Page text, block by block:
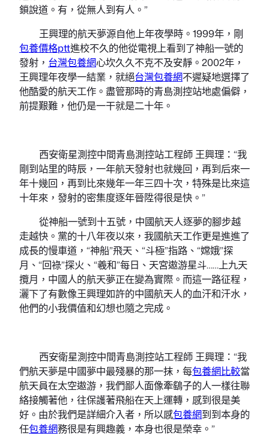
鎖說道。有，從無人到有人。”
王興理的航天夢源自他上年夜學時。1999年，剛
包養價格ptt進校不久的他從電視上看到了神船一號的
發射， 台灣包養網心坎久久不克不及安靜。2002年，
王興理年夜學一結業，就絕台灣包養網不遲疑地選擇了
他酷愛的航天工作。盡管那時的青島測控站地處偏僻，
前提艱難，他仍是一干就是二十年。
西安衛星測控中間青島測控站工程師 王興理：“我
剛到站里的時辰，一年航天發射也就幾回，再到后來一
年十幾回，再到比來幾年一年三四十次，特殊是比來這
十年來，發射的密集度逐年晉陞得很是快。”
從神船一號到十五號，中國航天人逐夢的腳步越
走越快。黨的十八年夜以來，我國航天工作更是進進了
成長的慢車道，“神船”飛天、“斗極”指路、“嫦娥”探
月、“回祿”探火、“羲和”每日、天宮遨游星斗……上九天
攬月，中國人的航天夢正在變為實際。而這一路征程，
灑下了有數像王興理如許的中國航天人的血汗和汗水，
他們的小我價值和幻想也隨之完成。
西安衛星測控中間青島測控站工程師 王興理：“我
們航天夢是中國夢中最殘暴的那一抹，每包養網比較當
航天員在太空遨游，我們鄙人面像牽鷂子的人一樣往聯
絡接觸著他，往保護著飛船在天上運轉，感到很是美
好。由於我們是詳細介入者，所以感包養網到到本身的
任包養網務很是有興趣義，本身也很是榮幸。”